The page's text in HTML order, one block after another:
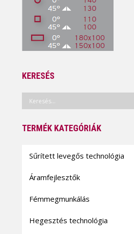
KERESÉS
TERMÉK KATEGÓRIÁK
Sűrített levegős technológia
Áramfejlesztők
Fémmegmunkálás
Hegesztés technológia